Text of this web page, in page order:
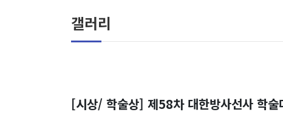
갤러리
[시상/ 학술상] 제58차 대한방사선사 학